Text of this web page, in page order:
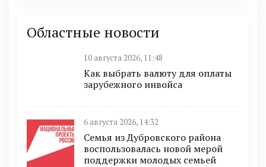
Областные новости
10 августа 2026, 11:48
Как выбрать валюту для оплаты
зарубежного инвойса
6 августа 2026, 14:32
Семья из Дубровского района
воспользовалась новой мерой
поддержки молодых семьей